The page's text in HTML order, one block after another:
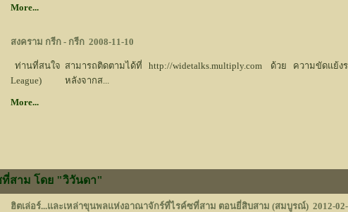
More...
สงคราม กรีก - กรีก 2008-11-10
ท่านที่สนใจ สามารถติดตามได้ที่ http://widetalks.multiply.com ด้วย ความขัดแย้งร
League) หลังจากส...
More...
สาม โดย "วิวันดา"
ฮิตเล่อร์...และเหล่าขุนพลแห่งอาณาจักร์ที่ไรค์ซที่สาม ตอนยี่สิบสาม (สมบูรณ์) 2012-